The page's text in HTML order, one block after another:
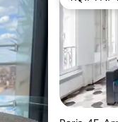
गेस्ट्स की